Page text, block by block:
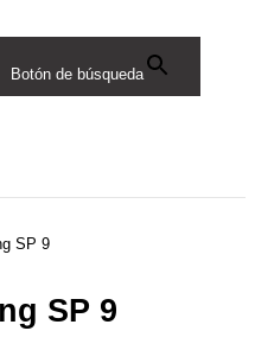
Botón de búsqueda
SP 9
SP 9